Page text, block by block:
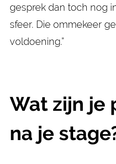
gesprek dan toch nog
sfeer. Die ommekeer
voldoening.”
Wat zijn je
na je